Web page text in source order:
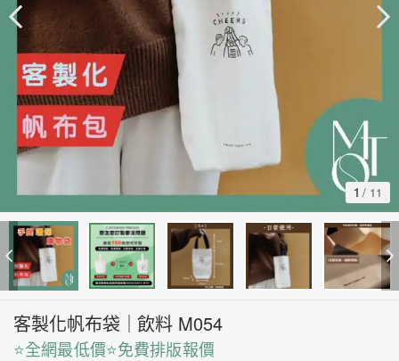
1 / 11
客製化帆布袋｜飲料 M054
⭐全網最低價⭐免費排版報價